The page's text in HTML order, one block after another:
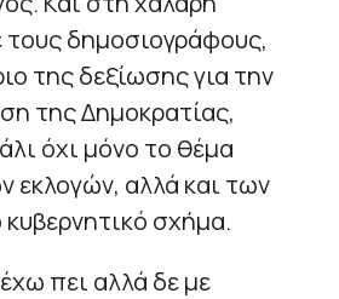
δημοσιογράφους,
της δεξίωσης για την
της Δημοκρατίας,
όχι μόνο το θέμα
αλλά και των
σχήμα.
πει αλλά δε με